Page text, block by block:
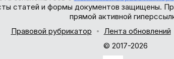
статей и формы документов защищены.
прямой активной
Правовой рубрикатор
Лента обновлений
© 2017-2026